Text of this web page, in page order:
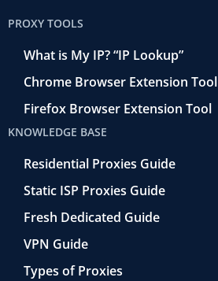
PROXY TOOLS
What is My IP? “IP Lookup”
Chrome Browser Extension Tool
Firefox Browser Extension Tool
KNOWLEDGE BASE
Residential Proxies Guide
Static ISP Proxies Guide
Fresh Dedicated Guide
VPN Guide
Types of Proxies